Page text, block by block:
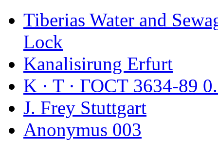
Tiberias Water and
Lock
Kanalisirung Erfurt
K · T · ГОСТ 3634-89
J. Frey Stuttgart
Anonymus 003